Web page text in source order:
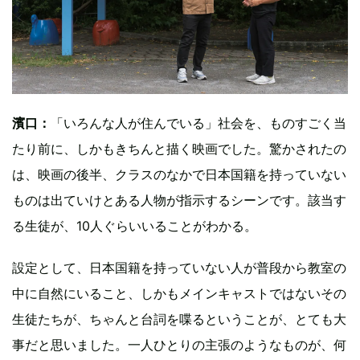
濱口：
「いろんな人が住んでいる」社会を、ものすごく当
たり前に、しかもきちんと描く映画でした。驚かされたの
は、映画の後半、クラスのなかで日本国籍を持っていない
ものは出ていけとある人物が指示するシーンです。該当す
る生徒が、10人ぐらいいることがわかる。
設定として、日本国籍を持っていない人が普段から教室の
中に自然にいること、しかもメインキャストではないその
生徒たちが、ちゃんと台詞を喋るということが、とても大
事だと思いました。一人ひとりの主張のようなものが、何